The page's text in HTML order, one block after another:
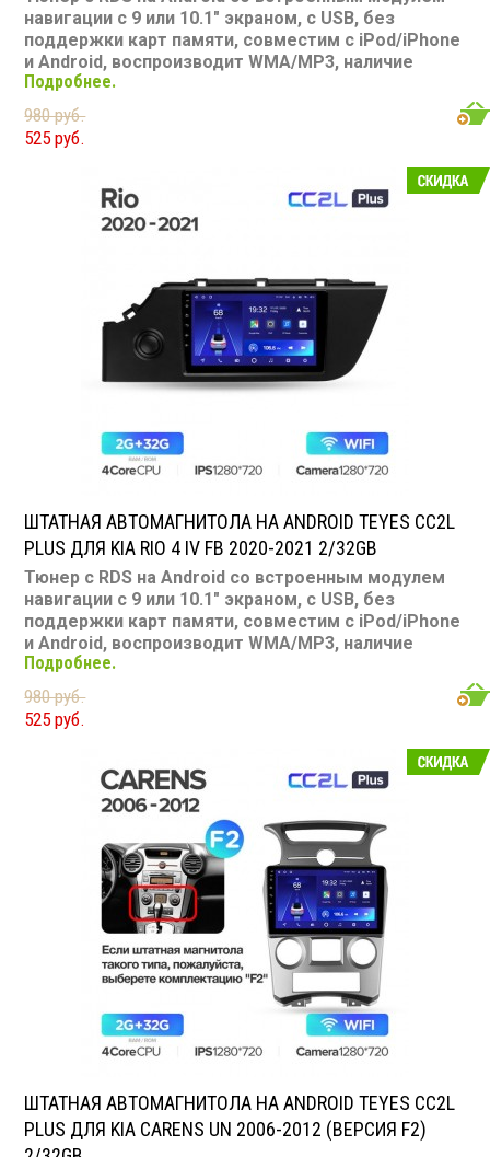
навигации с 9 или 10.1" экраном, с USB, без
поддержки карт памяти, совместим с iPod/iPhone
и Android, воспроизводит WMA/MP3, наличие
Bluetooth, подключение камеры заднего вида,
подходит для Kia Cadenza K7 2011-2012
Размер: 2-DIN
Подсветка: многоцветная
Воспроизведение видео: есть
Экран: 9 или 10.1"
TV-тюнер: нет
AUX вход: есть
Пульт: нет
Bluetooth: есть
Съемная панель: нет
RCA (линейные) выходы: 3 пары
Подробнее.
980 руб.
525 руб.
ШТАТНАЯ АВТОМАГНИТОЛА НА ANDROID TEYES CC2L
PLUS ДЛЯ KIA RIO 4 IV FB 2020-2021 2/32GB
Тюнер с RDS на Android со встроенным модулем
навигации с 9 или 10.1" экраном, с USB, без
поддержки карт памяти, совместим с iPod/iPhone
и Android, воспроизводит WMA/MP3, наличие
Bluetooth, подключение камеры заднего вида,
подходит для Kia Rio 4 IV FB 2020-2021
Размер: 2-DIN
Подсветка: многоцветная
Воспроизведение видео: есть
Экран: 9 или 10.1"
TV-тюнер: нет
SD карта: нет
AUX вход: есть
Пульт: нет
Bluetooth: есть
Съемная панель: нет
RCA (линейные) выходы: 3 пары
Подробнее.
980 руб.
525 руб.
ШТАТНАЯ АВТОМАГНИТОЛА НА ANDROID TEYES CC2L
PLUS ДЛЯ KIA CARENS UN 2006-2012 (ВЕРСИЯ F2)